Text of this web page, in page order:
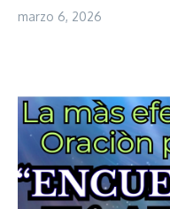
marzo 6, 2026